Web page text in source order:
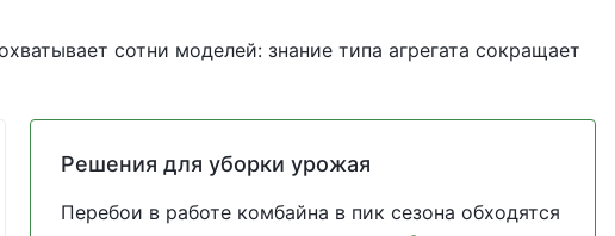
сотни моделей: знание типа агрегата сокращает
Решения для уборки урожая
Перебои в работе комбайна в пик сезона обходятся